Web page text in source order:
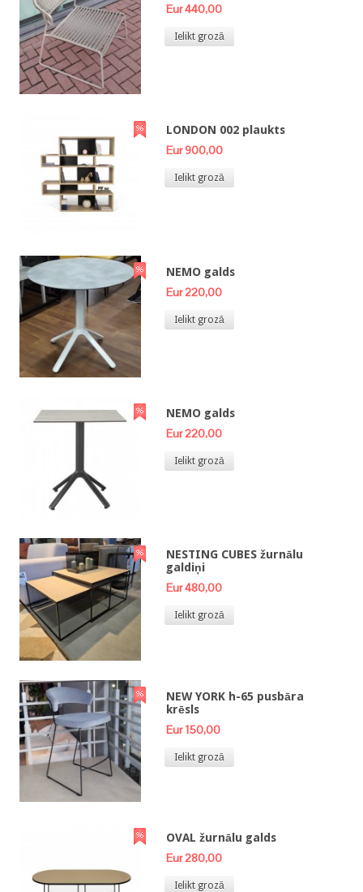
Eur 440,00
Ielikt grozā
LONDON 002 plaukts
Eur 900,00
Ielikt grozā
NEMO galds
Eur 220,00
Ielikt grozā
NEMO galds
Eur 220,00
Ielikt grozā
NESTING CUBES žurnālu
galdiņi
Eur 480,00
Ielikt grozā
NEW YORK h-65 pusbāra
krēsls
Eur 150,00
Ielikt grozā
OVAL žurnālu galds
Eur 280,00
Ielikt grozā